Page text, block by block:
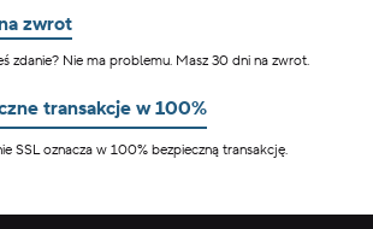
zwrot
zdanie? Nie ma problemu. Masz 30 dni na zwrot.
transakcje w 100%
SSL oznacza w 100% bezpieczną transakcję.